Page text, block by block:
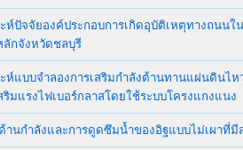
ะห์ปัจจัยองค์ประกอบการเกิดอุบัติเหตุทางถน
ลักจังหวัดชลบุรี
ะห์แบบจำลองการเสริมกำลังต้านทานแผ่นดินไ
ริมแรงไฟเบอร์กลาสโดยใช้ระบบโครงแกงแนง
นกำลังและการดูดซึมน้ำของอิฐแบบไม่เผาที่มี